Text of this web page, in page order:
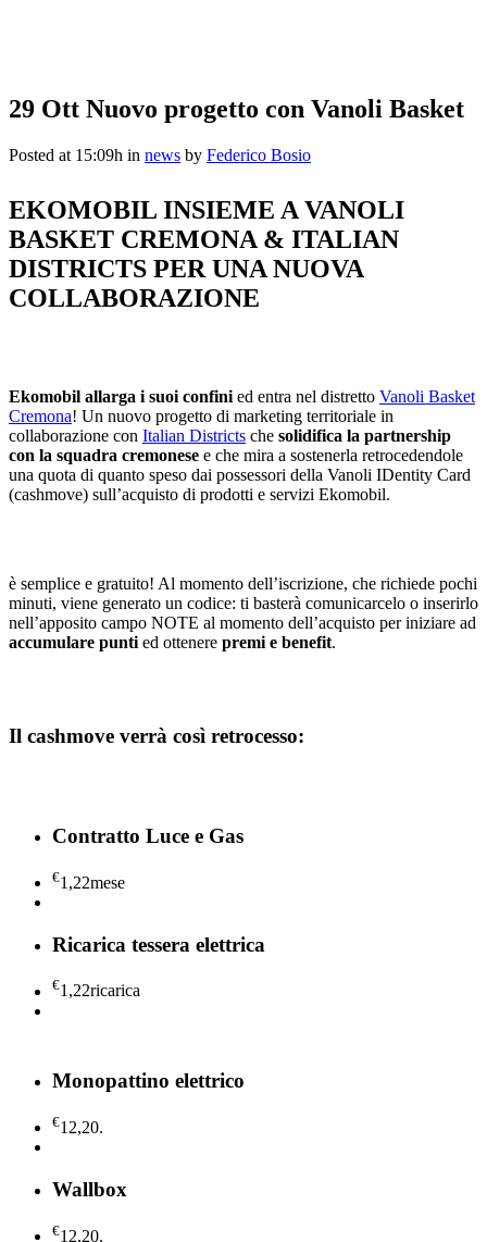
29 Ott Nuovo progetto con Vanoli Basket
Posted at 15:09h in news by Federico Bosio
EKOMOBIL INSIEME A VANOLI
BASKET CREMONA & ITALIAN
DISTRICTS PER UNA NUOVA
COLLABORAZIONE
Ekomobil allarga i suoi confini ed entra nel distretto Vanoli Basket
Cremona! Un nuovo progetto di marketing territoriale in
collaborazione con Italian Districts che solidifica la partnership
con la squadra cremonese e che mira a sostenerla retrocedendole
una quota di quanto speso dai possessori della Vanoli IDentity Card
(cashmove) sull’acquisto di prodotti e servizi Ekomobil.
è semplice e gratuito! Al momento dell’iscrizione, che richiede pochi
minuti, viene generato un codice: ti basterà comunicarcelo o inserirlo
nell’apposito campo NOTE al momento dell’acquisto per iniziare ad
accumulare punti ed ottenere premi e benefit.
Il cashmove verrà così retrocesso:
Contratto Luce e Gas
€1,22mese
Ricarica tessera elettrica
€1,22ricarica
Monopattino elettrico
€12,20.
Wallbox
€12,20.